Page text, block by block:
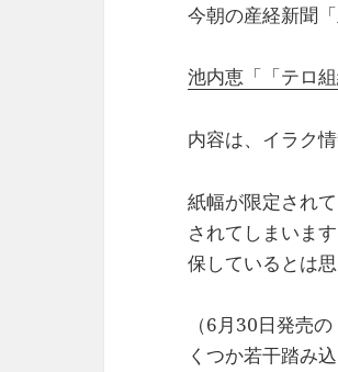
今朝の産経新聞
池内恵「「テロ
内容は、イラク
紙幅が限定され
されてしまいま
保しているとは思
（6月30日発売
くつか若干踏み